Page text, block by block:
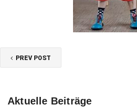
PREV POST
Aktuelle Beiträge